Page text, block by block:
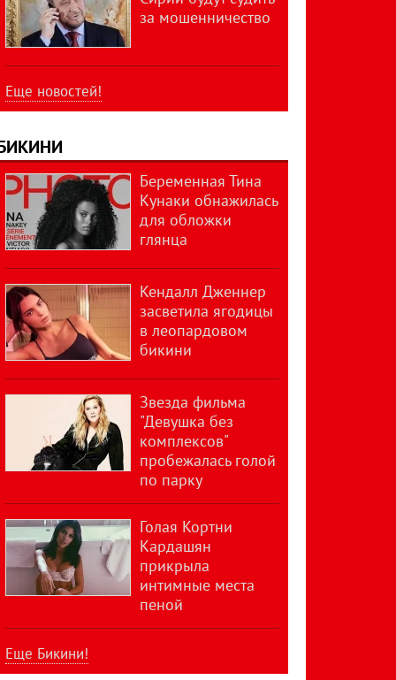
за мошенничество
Еще новостей!
Беременная Тина
Кунаки обнажилась
для обложки
глянца
Кендалл Дженнер
засветила ягодицы
в леопардовом
бикини
Звезда фильма
"Девушка без
комплексов"
пробежалась голой
по парку
Голая Кортни
Кардашян
прикрыла
интимные места
пеной
Еще Бикини!